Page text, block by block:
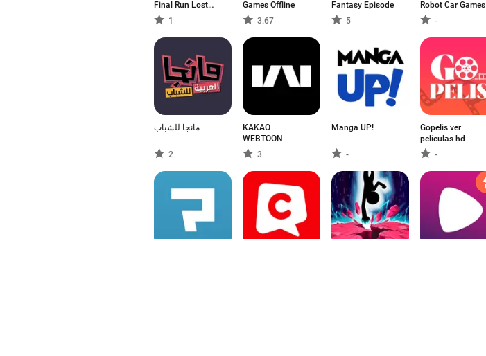
Final Run Lost
Princess Running
Game
1
Games Offline
3.67
Fantasy Episode
5
Robot Car Games
-
مانجا للشباب
2
KAKAO
WEBTOON
3
Manga UP!
-
Gopelis ver
peliculas hd
-